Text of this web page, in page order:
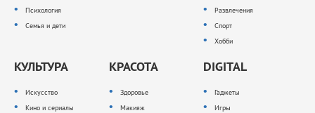
Психология
Семья и дети
Развлечения
Спорт
Хобби
КУЛЬТУРА
Искусство
Кино и сериалы
КРАСОТА
Здоровье
Макияж
DIGITAL
Гаджеты
Игры